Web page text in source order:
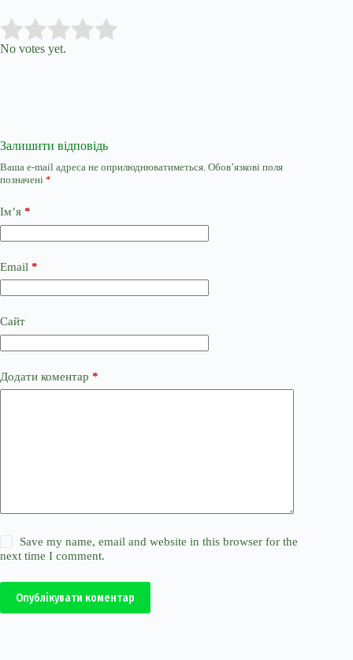
Rate this item:
No votes yet.
Залишити відповідь
Ваша e-mail адреса не оприлюднюватиметься. Обов’язкові поля
позначені *
Ім’я *
Email *
Сайт
Додати коментар *
Save my name, email and website in this browser for the
next time I comment.
Опублікувати коментар